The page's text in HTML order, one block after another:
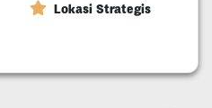
Lokasi Strategis